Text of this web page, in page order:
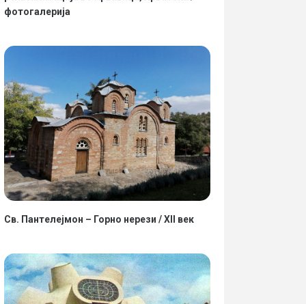
фотогалерија
Св. Пантелејмон – Горно нерези / XII век